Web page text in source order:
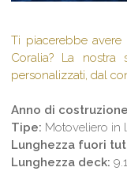
Ti piacerebbe
Coralia? La nostra
personalizzati, dal
Anno di
Tipe: Motoveliero in
Lunghezza fuori
Lunghezza deck: